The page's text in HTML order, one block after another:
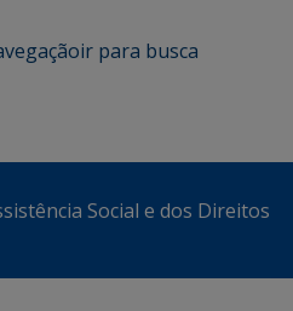
ir para busca
Social e dos Direitos